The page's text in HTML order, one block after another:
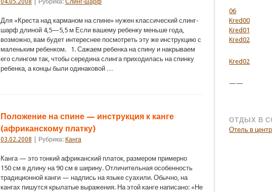
Для «Креста над карманом на спине» нужен классический слинг-
шарф длиной 4,5—5,5 м Если вашему ребенку меньше года,
возможно, вам будет интереснее посмотреть эту же инструкцию с
маленьким ребенком. 1. Сажаем ребенка на спину и накрываем
его слингом так, чтобы середина слинга приходилась на спинку
ребенка, а концы были одинаковой …
Положение на спине — инструкция к канге
(африканскому платку)
03.02.2008 | Рубрика: Канга
Канга — это тонкий африканский платок, размером примерно
150 см в длину на 90 см в ширину. Отличительная особенность
традиционной канги — надпись на языке суахили. Обычно, на
кангах пишутся крылатые выражения. На этой канге написано: «Не
06
Kred00
Kred01
Kred02
Kred02
——
ОТДЫХ В
Отель в